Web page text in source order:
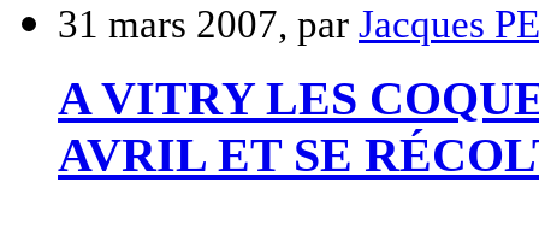
31 mars 2007, par Jacques
A VITRY LES
AVRIL ET SE